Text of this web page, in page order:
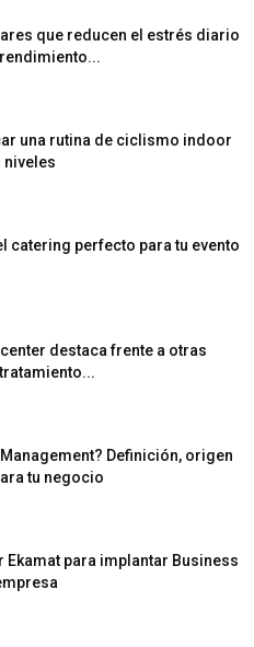
que reducen el estrés diario
una rutina de ciclismo indoor
niveles
catering perfecto para tu evento
destaca frente a otras
Management? Definición, origen
tu negocio
Ekamat para implantar Business